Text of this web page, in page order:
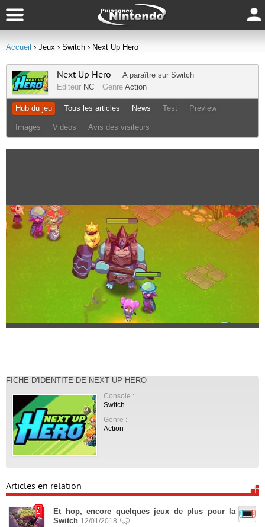
Accueil › Jeux › Switch › Next Up Hero
Next Up Hero A paraître sur Switch
Editeur NC Genre Action
Hub du jeu Tous les articles News Test Preview
Images Vidéos Avis des visiteurs
FICHE D'IDENTITÉ DE NEXT UP HERO
Console :
Switch
Genre :
Action
Articles en relation
Et hop, encore quelques jeux de plus pour la
Switch 12/01/2018